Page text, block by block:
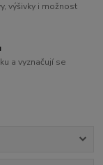
výšivky i možnost
a vyznačují se